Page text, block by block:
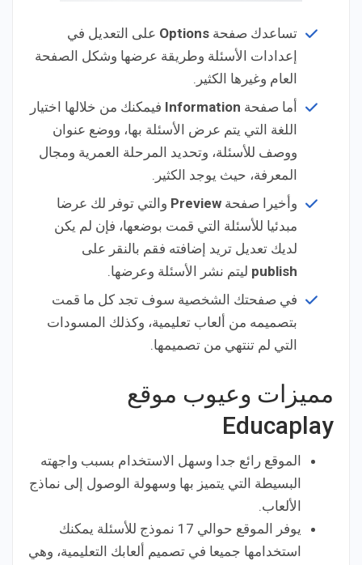
تساعدك صفحة Options على التعديل في
إعدادات الأسئلة وطريقة عرضها وشكل الصفحة
العام وغيرها الكثير.
أما صفحة Information فيمكنك من خلالها اختيار
اللغة التي يتم عرض الأسئلة بها، ووضع عنوان
ووصف للأسئلة، وتحديد المرحلة العمرية ومجال
المعرفة، حيث يوجد الكثير.
وأخيرا صفحة Preview والتي توفر لك عرضا
مبدئيا للأسئلة التي قمت بوضعها، فإن لم يكن
لديك تعديل تريد إضافته فقم بالنقر على
publish ليتم نشر الأسئلة وعرضها.
في صفحتك الشخصية سوف تجد كل ما قمت
بتصميمه من ألعاب تعليمية، وكذلك المسودات
التي لم تنتهي من تصميمها.
مميزات وعيوب موقع
Educaplay
الموقع رائع جدا وسهل الاستخدام بسبب واجهته
البسيطة التي يتميز بها وسهولة الوصول إلى نماذج
الألعاب.
يوفر الموقع حوالي 17 نموذج للأسئلة يمكنك
استخدامها جميعا في تصميم ألعابك التعليمية، وهي